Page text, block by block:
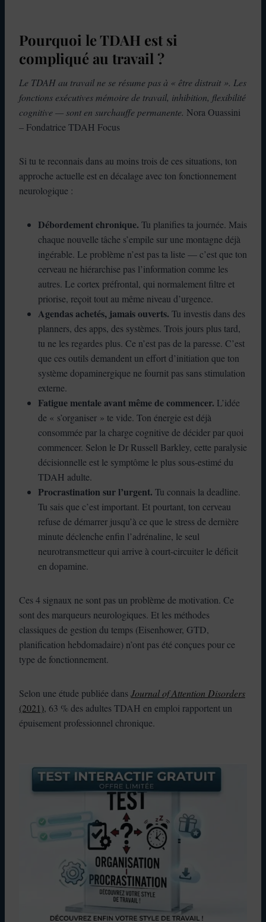
Pourquoi le TDAH est si
compliqué au travail ?
Le TDAH au travail ne se résume pas à « être distrait ». Les
fonctions exécutives mémoire de travail, inhibition, flexibilité
cognitive — sont en surchauffe permanente. Nora Ouassini
– Fondatrice TDAH Focus
Si tu te reconnais dans au moins trois de ces situations, ton
approche actuelle est en décalage avec ton fonctionnement
neurologique :
Débordement chronique. Tu planifies ta journée. Mais
chaque nouvelle tâche s’empile sur une montagne déjà
ingérable. Le problème n’est pas ta liste — c’est que ton
cerveau ne hiérarchise pas l’information comme les
autres. Le cortex préfrontal, qui normalement filtre et
priorise, reçoit tout au même niveau d’urgence.
Agendas achetés, jamais ouverts. Tu investis dans des
planners, des apps, des systèmes. Trois jours plus tard,
tu ne les regardes plus. Ce n’est pas de la paresse. C’est
que ces outils demandent un effort d’initiation que ton
système dopaminergique ne fournit pas sans stimulation
externe.
Fatigue mentale avant même de commencer. L’idée
de « s’organiser » te vide. Ton énergie est déjà
consommée par la charge cognitive de décider par quoi
commencer. Selon le Dr Russell Barkley, cette paralysie
décisionnelle est le symptôme le plus sous-estimé du
TDAH adulte.
Procrastination sur l’urgent. Tu connais la deadline.
Tu sais que c’est important. Et pourtant, ton cerveau
refuse de démarrer jusqu’à ce que le stress de dernière
minute déclenche enfin l’adrénaline, le seul
neurotransmetteur qui arrive à court-circuiter le déficit
en dopamine.
Ces 4 signaux ne sont pas un problème de motivation. Ce
sont des marqueurs neurologiques. Et les méthodes
classiques de gestion du temps (Eisenhower, GTD,
planification hebdomadaire) n’ont pas été conçues pour ce
type de fonctionnement.
Selon une étude publiée dansJournal of Attention Disorders
(2021), 63 % des adultes TDAH en emploi rapportent un
épuisement professionnel chronique.